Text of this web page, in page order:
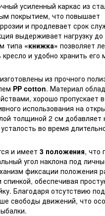
усиленный каркас из
покрытием, что повышает
и продлевает срок
выдерживает нагрузку до
типа «книжка» позволяет
кресло и удобно хранить его
из прочного
PP cotton. Материал
хорошо пропускает
использования на
толщиной 2 см добавляет
во время
и имеет 3 положения, что
угол наклона под
фиксации положения
обеспечивая
Благодаря отсутствию
свободы движений, что